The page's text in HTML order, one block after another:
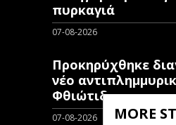
MORE
πυρκαγιά
07-08-2026
Προκηρύχθηκε
νέo
Φθιώτιδα
07-08-2026